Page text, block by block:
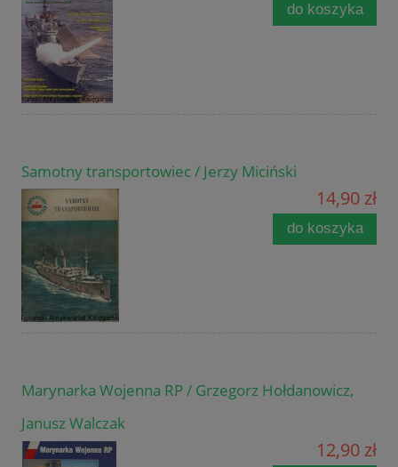
do koszyka
Samotny transportowiec / Jerzy Miciński
14,90 zł
do koszyka
Marynarka Wojenna RP / Grzegorz Hołdanowicz,
Janusz Walczak
12,90 zł